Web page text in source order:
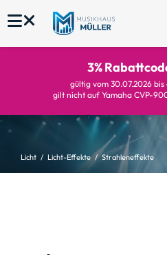
3%
gültig vom 30.07.2026 bis
gilt nicht auf Yamaha CVP-
Licht Licht-Effekte Strahleneffekte